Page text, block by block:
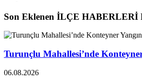
Son Eklenen İLÇE HABERLERİ
Turunçlu Mahallesi’nde Konteyner
06.08.2026